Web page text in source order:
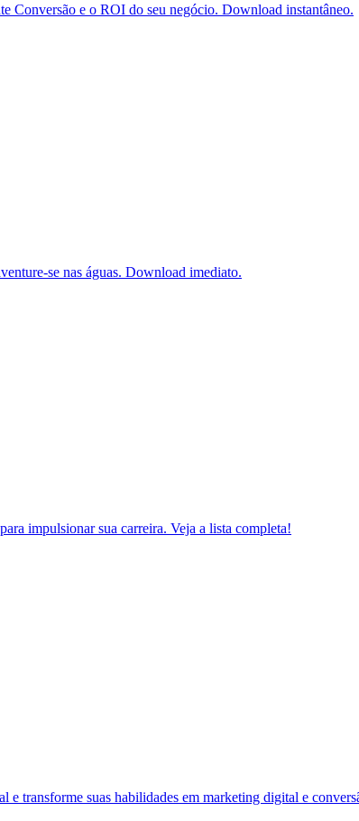
Conversão e o ROI do seu negócio. Download instantâneo.
se nas águas. Download imediato.
impulsionar sua carreira. Veja a lista completa!
transforme suas habilidades em marketing digital e